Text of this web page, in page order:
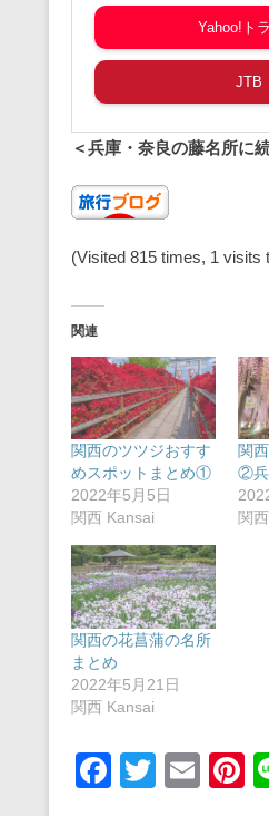
Yahoo!ト
JTB
＜兵庫・奈良の藤名所に
(Visited 815 times, 1 visits
関連
関西のツツジおすす
めスポットまとめ①
2022年5月5日
関西 Kansai
関
②兵
関
関西の花菖蒲の名所
まとめ
2022年5月21日
関西 Kansai
F
T
E